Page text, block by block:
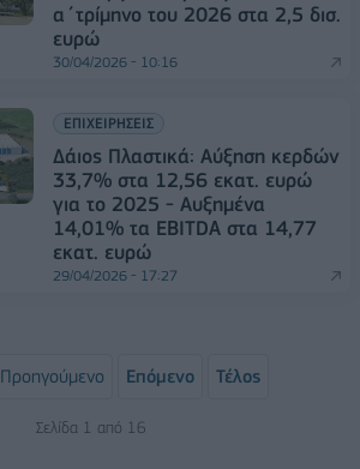
α΄τρίμηνο του 2026 στα 2,5 δισ.
ευρώ
30/04/2026 - 10:16
ΕΠΙΧΕΙΡΗΣΕΙΣ
Δάιος Πλαστικά: Αύξηση κερδών
33,7% στα 12,56 εκατ. ευρώ
για το 2025 - Αυξημένα
14,01% τα EBITDA στα 14,77
εκατ. ευρώ
29/04/2026 - 17:27
Προηγούμενο Επόμενο Τέλος
Σελίδα 1 από 16